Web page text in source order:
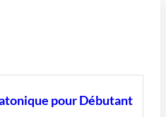
pour Débutant